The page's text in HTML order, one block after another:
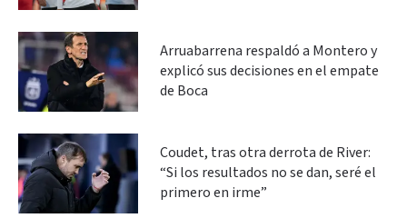
Arruabarrena respaldó a Montero y
explicó sus decisiones en el empate
de Boca
Coudet, tras otra derrota de River:
“Si los resultados no se dan, seré el
primero en irme”